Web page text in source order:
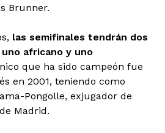
Brunner.
las semifinales tendrán dos
africano y uno
que ha sido campeón fue
en 2001, teniendo como
Pongolle, exjugador de
Madrid.